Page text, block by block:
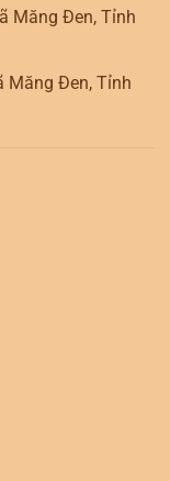
Măng Đen, Tỉnh
Măng Đen, Tỉnh